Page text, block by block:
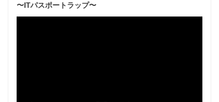
〜ITパスポートラップ〜